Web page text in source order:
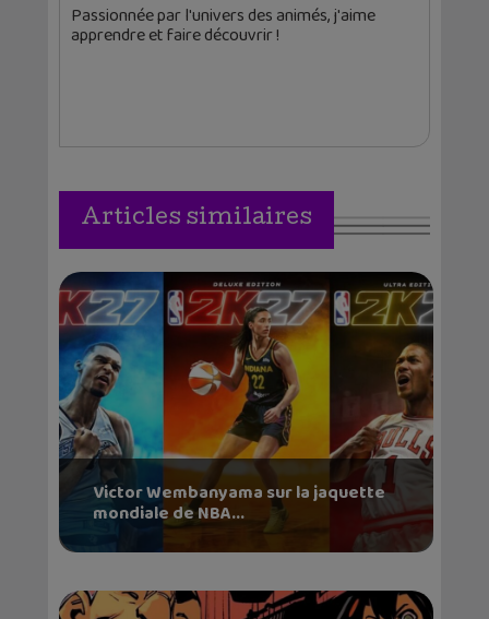
Passionnée par l'univers des animés, j'aime
apprendre et faire découvrir !
Articles similaires
Victor Wembanyama sur la jaquette
mondiale de NBA...